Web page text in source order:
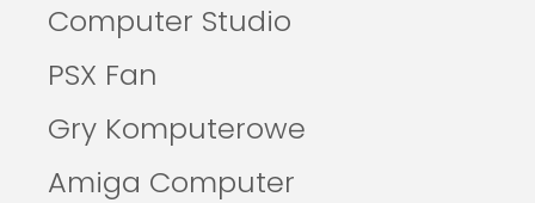
Computer Studio
PSX Fan
Gry Komputerowe
Amiga Computer